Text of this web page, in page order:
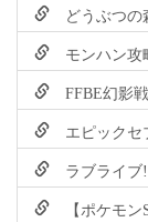
どうぶつの
モンハン攻
FFBE幻影
エピックセ
ラブライブ!
【ポケモン